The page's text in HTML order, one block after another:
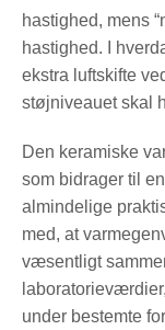
hastighed, mens
hastighed. I
ekstra luftskifte
støjniveauet skal
Den keramiske
som bidrager til
almindelige
med, at
væsentligt
under bestemte